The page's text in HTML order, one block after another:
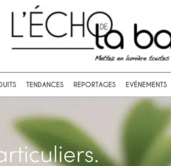
Ok
TENDANCES REPORTAGES EVÉNEMENTS